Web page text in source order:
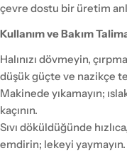
çevre dostu bir üretim
Kullanım ve Bakım
Halınızı dövmeyin,
düşük güçte ve nazikçe
Makinede yıkamayın;
kaçının.
Sıvı döküldüğünde
emdirin; lekeyi yaymayın.